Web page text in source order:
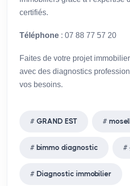
certifiés.
Téléphone : 07 88 77 57 20
Faites de votre projet
avec des diagnostics
vos besoins.
GRAND EST
bimmo diagnostic
Diagnostic immobilier